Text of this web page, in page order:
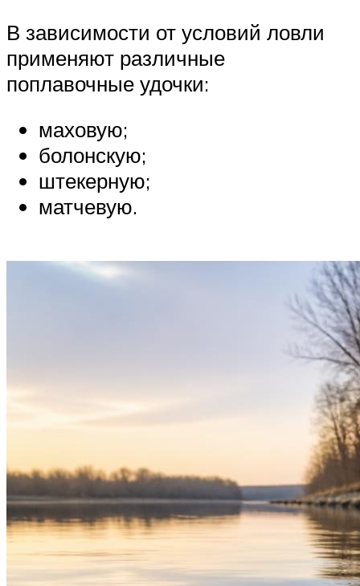
В зависимости от условий ловли
применяют различные
поплавочные удочки:
маховую;
болонскую;
штекерную;
матчевую.